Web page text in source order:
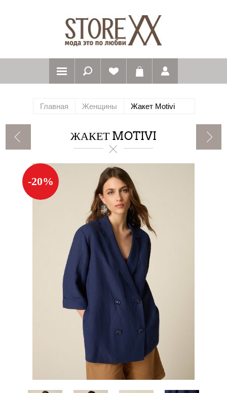
Главная Женщины Жакет Motivi
ЖАКЕТ MOTIVI
-20%